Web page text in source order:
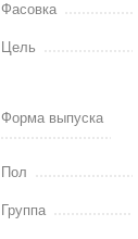
Фасовка
Цель
Форма выпуска
Пол
Группа